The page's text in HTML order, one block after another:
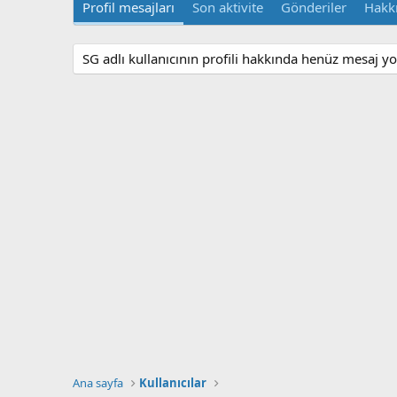
Profil mesajları Son aktivite Gönderiler
SG adlı kullanıcının profili hakkında henüz mesaj
Ana sayfa Kullanıcılar